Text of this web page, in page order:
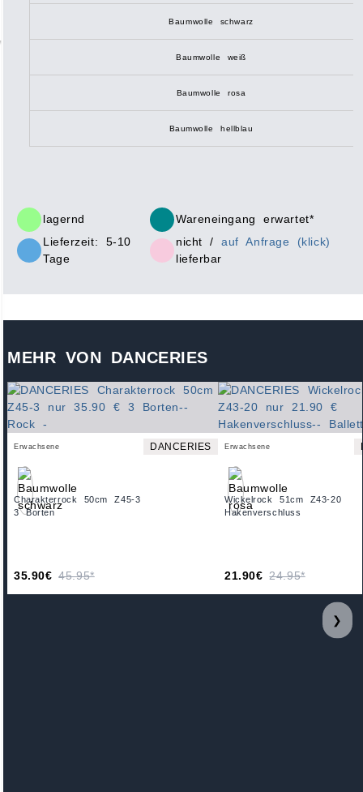
Baumwolle schwarz
Baumwolle weiß
Baumwolle rosa
Baumwolle hellblau
lagernd
Wareneingang erwartet*
Lieferzeit: 5-10
Tage
nicht /auf Anfrage (klick)
lieferbar
MEHR VON DANCERIES
Erwachsene DANCERIES
Charakterrock 50cm Z45-3
3 Borten
35.90€ 45.95*
Erwachsene
Wickelrock 51cm Z43-20
Hakenverschluss
21.90€ 24.95*
❯